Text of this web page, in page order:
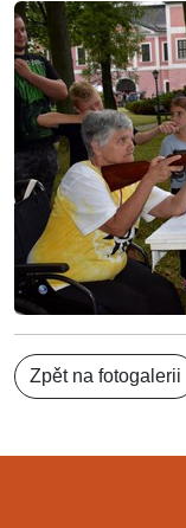
Zpět na fotogalerii